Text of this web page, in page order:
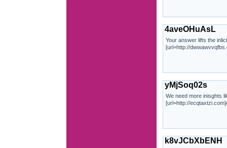
4aveOHuAsL
Your answer lifts the
[url=http://
yMjSoq02s
We need more inisghts
[url=http://
k8vJCbXbENH